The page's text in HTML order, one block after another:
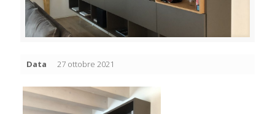
Data 27 ottobre 2021